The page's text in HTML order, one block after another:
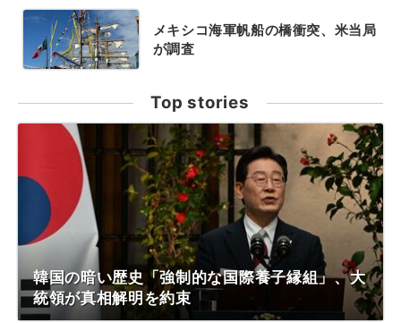
メキシコ海軍帆船の橋衝突、米当局
が調査
Top stories
韓国の暗い歴史「強制的な国際養子縁組」、大
統領が真相解明を約束